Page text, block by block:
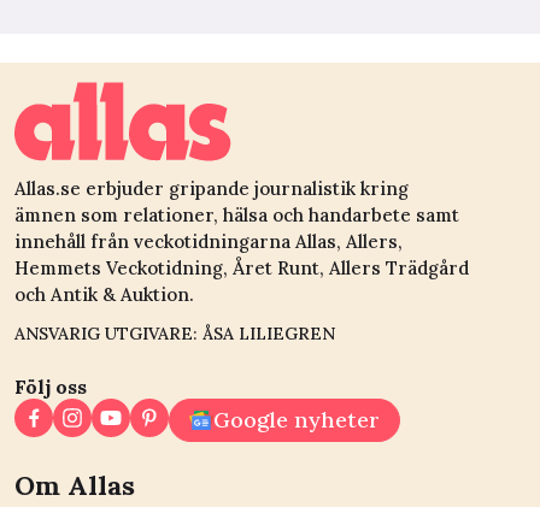
Allas.se erbjuder gripande journalistik kring
ämnen som relationer, hälsa och handarbete samt
innehåll från veckotidningarna Allas, Allers,
Hemmets Veckotidning, Året Runt, Allers Trädgård
och Antik & Auktion.
ANSVARIG UTGIVARE: ÅSA LILIEGREN
Följ oss
Google nyheter
Om Allas